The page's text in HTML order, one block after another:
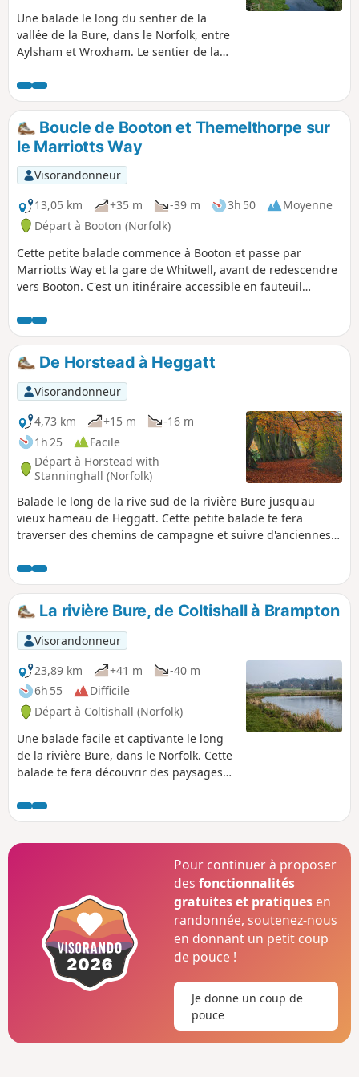
Une balade le long du sentier de la
vallée de la Bure, dans le Norfolk, entre
Aylsham et Wroxham. Le sentier de la
ferrée de la Great Eastern Railway, le
long de la ligne à voie étroite de la Bure
Valley Narrow Gauge Railway. Il offre
des vues incroyables sur la rivière Bure
et des arrêts à Brampton, Buxton et
Coltishall. Comme c'est une ancienne
voie ferrée, le sentier est bien drainé,
donc praticable par tous les temps.
Boucle de Booton et Themelthorpe sur
le Marriotts Way
Visorandonneur
13,05 km
+35 m -39 m 3h 50
Moyenne
Départ à Booton (Norfolk)
Cette petite balade commence à Booton et passe par
Marriotts Way et la gare de Whitwell, avant de redescendre
vers Booton. C'est un itinéraire accessible en fauteuil
De Horstead à Heggatt
Visorandonneur
4,73 km
+15 m
-16 m
1h 25
Facile
Départ à Horstead with
Stanninghall (Norfolk)
Balade le long de la rive sud de la rivière Bure jusqu'au
vieux hameau de Heggatt. Cette petite balade te fera
traverser des chemins de campagne et suivre d'anciennes
pourras notamment admirer les ruines du moulin de
Horstead et la vue sur la vallée jusqu'à Coltishall et Belaugh.
Et bien sûr, une balade ne serait pas complète sans une
touche de folklore, avec ici une prophétie autour d'un arbre
situé sur Heggatt Common.
La rivière Bure, de Coltishall à Brampton
Visorandonneur
23,89 km
+41 m
-40 m
6h 55
Difficile
Départ à Coltishall (Norfolk)
Une balade facile et captivante le long
de la rivière Bure, dans le Norfolk. Cette
balade te fera découvrir des paysages
historiques, mais elle te fera aussi
suivre le chemin qu'aurait emprunté la
calèche fantôme de Sir Thomas Boleyn
lors de son pénitence annuelle pour
avoir trahi sa fille Anne, condamnée à
être exécutée. La balade se termine en
boucle en revenant par le Bure Valley
Path, qui longe la voie ferrée à voie
étroite de la Bure Valley.
Pour continuer à proposer
desfonctionnalités
gratuites et pratiques en
randonnée, soutenez-nous
en donnant un petit coup
de pouce !
Je donne un coup de
pouce